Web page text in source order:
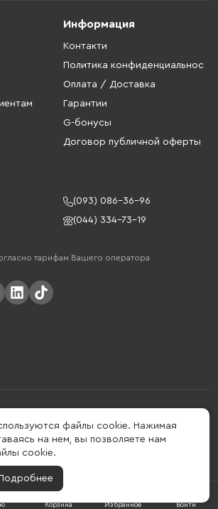
Информация
Контакти
Политика конфиденциальнос
Оплата / Доставка
Гарантии
G-бонусы
Договор публичной оферты
(093) 086-36-96
(044) 334-73-19
тарифам Вашего оператора
который активно развивается в сфере
аксессуаров. Бренд подтвержден в 2013
чем просто бренд, этот стиль жизни,
драйв, радость, скорость, новації и
Корзина Избранное Войти
файлы cookie. Нажимая
на нем, вы позволяете нам
cookie.